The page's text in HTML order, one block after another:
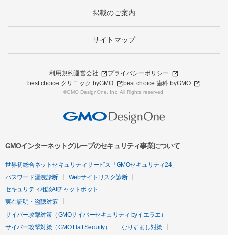
掲載のご案内
サイトマップ
利用規約運営会社
プライバシーポリシー
best choice クリニック byGMO
best choice 歯科 byGMO
©GMO DesignOne, Inc. All Rights reserved.
GMOインターネットグループのセキュリティ事業について
世界初総合ネットセキュリティサービス「GMOセキュリティ24」
パスワード漏洩診断
Webサイトリスク診断
セキュリティ相談AIチャットボット
実在証明・盗聴対策
サイバー攻撃対策（GMOサイバーセキュリティ byイエラエ）
サイバー攻撃対策（GMO Flatt Security）
なりすまし対策